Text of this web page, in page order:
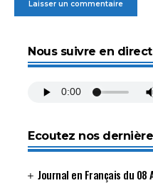
Nous suivre en direct
Ecoutez nos
Journal en Français du 08